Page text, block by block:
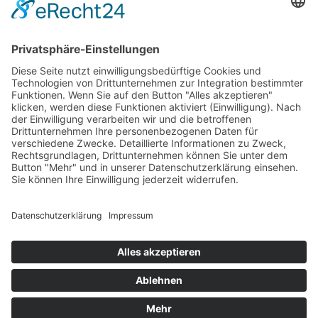
Service & Kontakt
Welt-der-Zitate.com
Über unsere Zitate Sammlung
Datenschutz
Social Media Police
Impressum
Schöne Sprüche
Beliebte Themen
Berühmte Personen Aphorismen